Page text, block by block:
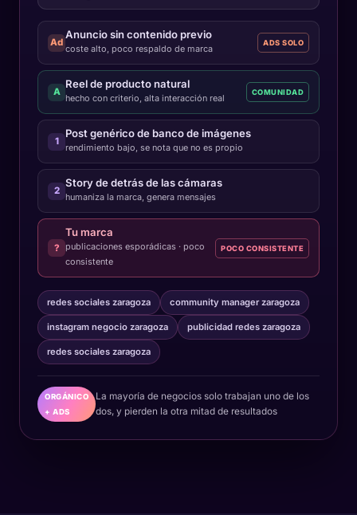
Ad
Anuncio sin contenido previo
coste alto, poco respaldo de marca
ADS SOLO
A
Reel de producto natural
hecho con criterio, alta interacción real
COMUNIDAD
1
Post genérico de banco de imágenes
rendimiento bajo, se nota que no es propio
2
Story de detrás de las cámaras
humaniza la marca, genera mensajes
?
Tu marca
publicaciones esporádicas · poco
consistente
POCO CONSISTENTE
redes sociales zaragoza community manager zaragoza
instagram negocio zaragoza publicidad redes zaragoza
redes sociales zaragoza
ORGÁNICO
+ ADS
La mayoría de negocios solo trabajan uno de los
dos, y pierden la otra mitad de resultados